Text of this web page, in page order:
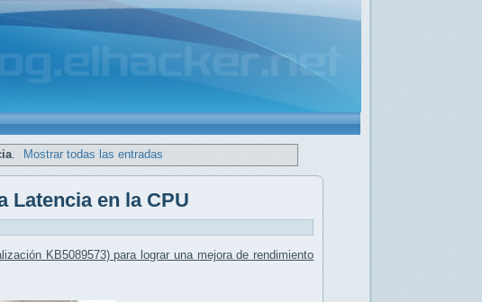
. Mostrar todas las entradas
Latencia en la CPU
KB5089573) para lograr una mejora de rendimiento